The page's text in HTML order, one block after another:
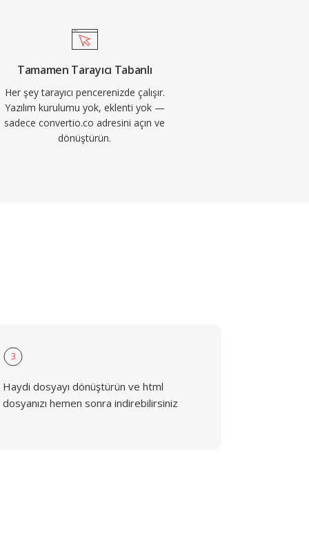
Tamamen Tarayıcı Tabanlı
Her şey tarayıcı pencerenizde çalışır.
Yazılım kurulumu yok, eklenti yok —
sadece convertio.co adresini açın ve
dönüştürün.
3
Haydi dosyayı dönüştürün ve html
dosyanızı hemen sonra indirebilirsiniz